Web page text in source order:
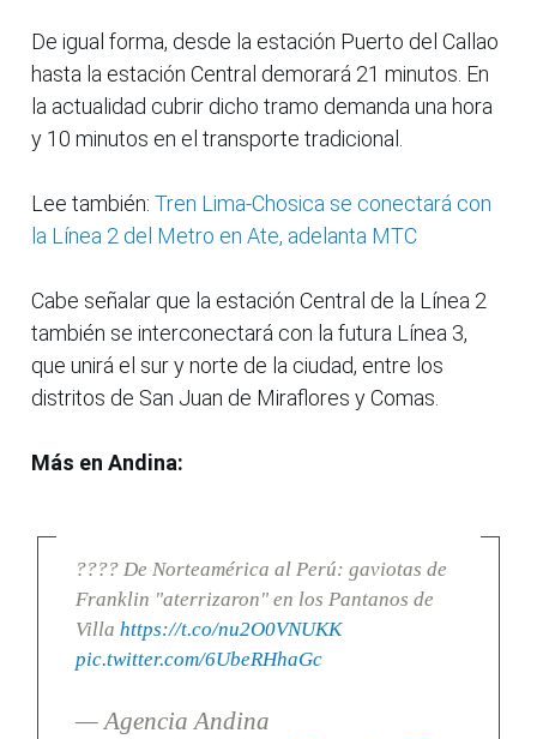
De igual forma, desde la estación Puerto del Callao
hasta la estación Central demorará 21 minutos. En
la actualidad cubrir dicho tramo demanda una hora
y 10 minutos en el transporte tradicional.
Lee también: Tren Lima-Chosica se conectará con
la Línea 2 del Metro en Ate, adelanta MTC
Cabe señalar que la estación Central de la Línea 2
también se interconectará con la futura Línea 3,
que unirá el sur y norte de la ciudad, entre los
distritos de San Juan de Miraflores y Comas.
Más en Andina:
???? De Norteamérica al Perú: gaviotas de
Franklin "aterrizaron" en los Pantanos de
Villa https://t.co/nu2O0VNUKK
pic.twitter.com/6UbeRHhaGc
— Agencia Andina